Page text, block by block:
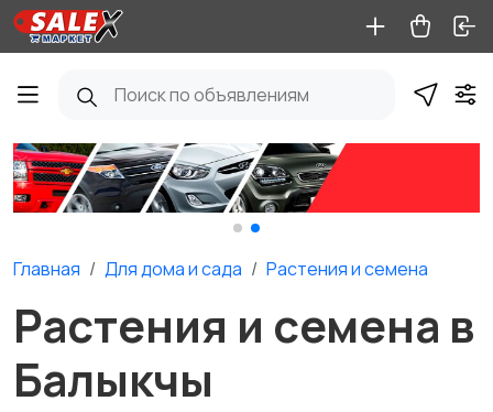
Главная Для дома и cада Растения и семена
Растения и семена в
Балыкчы